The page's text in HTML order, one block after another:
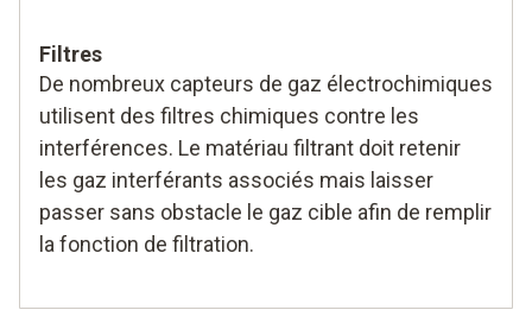
Filtres
De nombreux capteurs de gaz électrochimiques
utilisent des filtres chimiques contre les
interférences. Le matériau filtrant doit retenir
les gaz interférants associés mais laisser
passer sans obstacle le gaz cible afin de remplir
la fonction de filtration.